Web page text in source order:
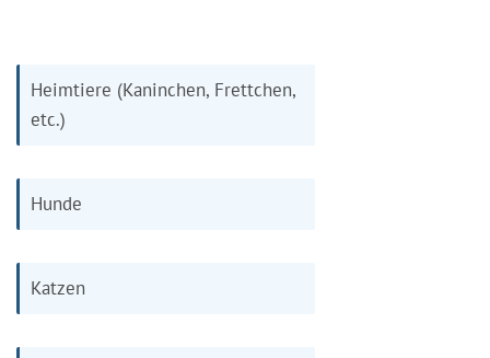
Heimtiere (Kaninchen, Frettchen,
etc.)
Hunde
Katzen